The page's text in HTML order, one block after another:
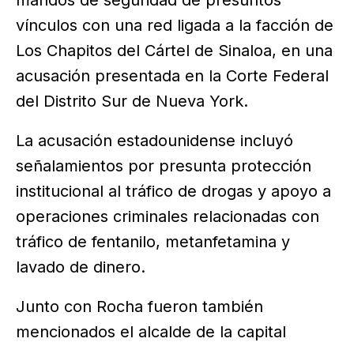
vínculos con una red ligada a la facción de
Los Chapitos del Cártel de Sinaloa, en una
acusación presentada en la Corte Federal
del Distrito Sur de Nueva York.
La acusación estadounidense incluyó
señalamientos por presunta protección
institucional al tráfico de drogas y apoyo a
operaciones criminales relacionadas con
tráfico de fentanilo, metanfetamina y
lavado de dinero.
Junto con Rocha fueron también
mencionados el alcalde de la capital